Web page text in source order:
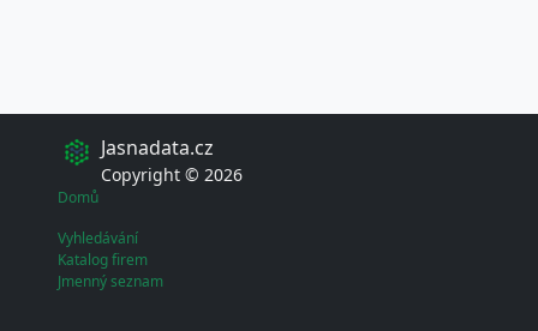
Jasnadata.cz
Copyright © 2026
Domů
Vyhledávání
Katalog firem
Jmenný seznam